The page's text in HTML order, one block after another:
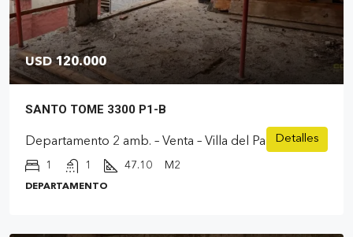
USD 120.000
SANTO TOME 3300 P1-B
Departamento 2 amb. – Venta – Villa del Parque
1 1 47.10 M2
DEPARTAMENTO
Detalles